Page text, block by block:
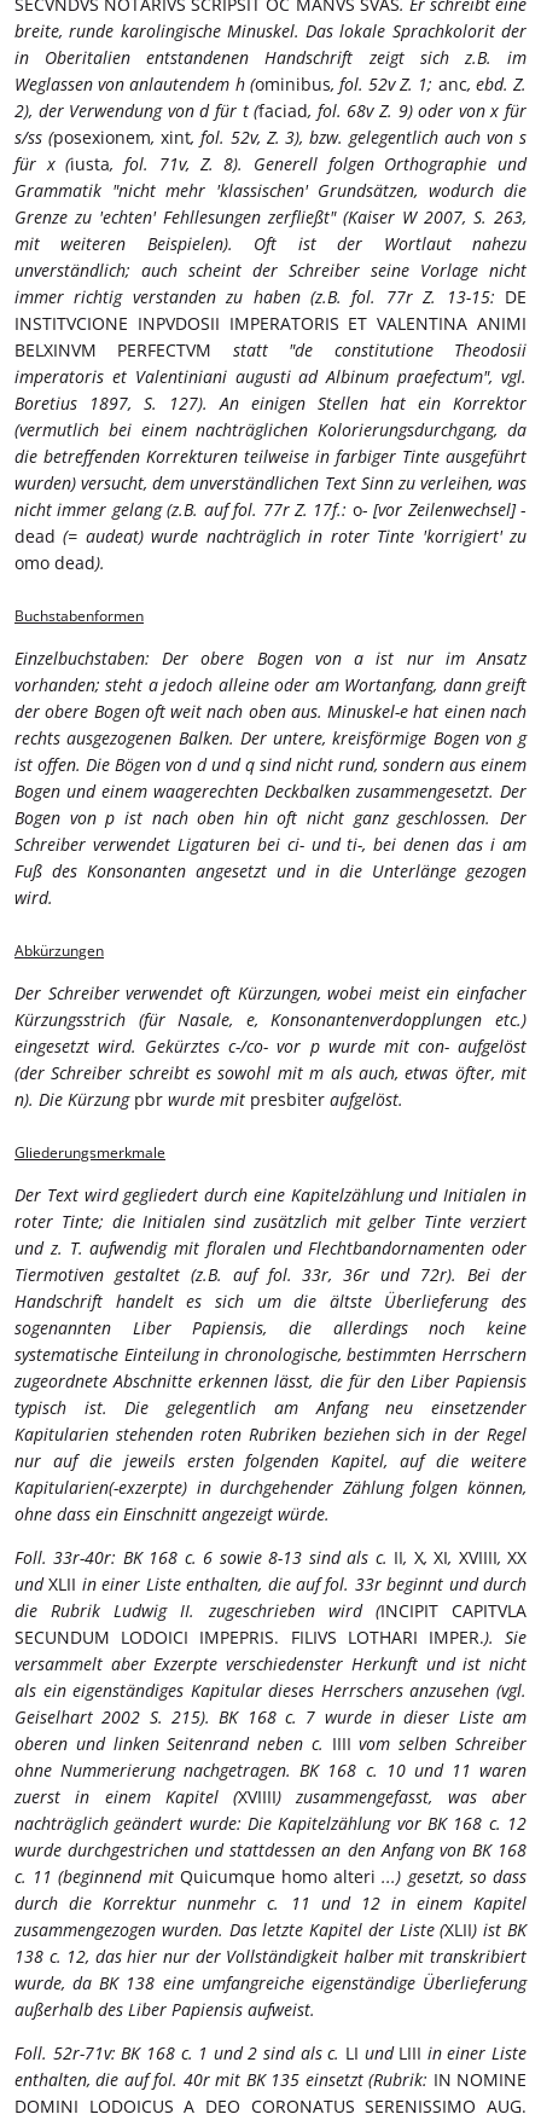
breite, runde karolingische Minuskel. Das lokale Sprachkolorit der
in Oberitalien entstandenen Handschrift zeigt sich z.B. im
Weglassen von anlautendem h (ominibus, fol. 52v Z. 1; anc, ebd. Z.
2), der Verwendung von d für t (faciad, fol. 68v Z. 9) oder von x für
s/ss (posexionem, xint, fol. 52v, Z. 3), bzw. gelegentlich auch von s
für x (iusta, fol. 71v, Z. 8). Generell folgen Orthographie und
Grammatik "nicht mehr 'klassischen' Grundsätzen, wodurch die
Grenze zu 'echten' Fehllesungen zerfließt" (Kaiser W 2007, S. 263,
mit weiteren Beispielen). Oft ist der Wortlaut nahezu
unverständlich; auch scheint der Schreiber seine Vorlage nicht
immer richtig verstanden zu haben (z.B. fol. 77r Z. 13-15: DE
INSTITVCIONE INPVDOSII IMPERATORIS ET VALENTINA ANIMI
BELXINVM PERFECTVM statt "de constitutione Theodosii
imperatoris et Valentiniani augusti ad Albinum praefectum", vgl.
Boretius 1897, S. 127). An einigen Stellen hat ein Korrektor
(vermutlich bei einem nachträglichen Kolorierungsdurchgang, da
die betreffenden Korrekturen teilweise in farbiger Tinte ausgeführt
wurden) versucht, dem unverständlichen Text Sinn zu verleihen, was
nicht immer gelang (z.B. auf fol. 77r Z. 17f.: o- [vor Zeilenwechsel]-
dead (= audeat) wurde nachträglich in roter Tinte 'korrigiert' zu
omo dead).
Buchstabenformen
Einzelbuchstaben: Der obere Bogen von a ist nur im Ansatz
vorhanden; steht a jedoch alleine oder am Wortanfang, dann greift
der obere Bogen oft weit nach oben aus. Minuskel-e hat einen nach
rechts ausgezogenen Balken. Der untere, kreisförmige Bogen von g
ist offen. Die Bögen von d und q sind nicht rund, sondern aus einem
Bogen und einem waagerechten Deckbalken zusammengesetzt. Der
Bogen von p ist nach oben hin oft nicht ganz geschlossen. Der
Schreiber verwendet Ligaturen bei ci- und ti-, bei denen das i am
Fuß des Konsonanten angesetzt und in die Unterlänge gezogen
wird.
Abkürzungen
Der Schreiber verwendet oft Kürzungen, wobei meist ein einfacher
Kürzungsstrich (für Nasale, e, Konsonantenverdopplungen etc.)
eingesetzt wird. Gekürztes c-/co- vor p wurde mit con- aufgelöst
(der Schreiber schreibt es sowohl mit m als auch, etwas öfter, mit
n). Die Kürzung pbr wurde mit presbiter aufgelöst.
Gliederungsmerkmale
Der Text wird gegliedert durch eine Kapitelzählung und Initialen in
roter Tinte; die Initialen sind zusätzlich mit gelber Tinte verziert
und z. T. aufwendig mit floralen und Flechtbandornamenten oder
Tiermotiven gestaltet (z.B. auf fol. 33r, 36r und 72r). Bei der
Handschrift handelt es sich um die ältste Überlieferung des
sogenannten Liber Papiensis, die allerdings noch keine
systematische Einteilung in chronologische, bestimmten Herrschern
zugeordnete Abschnitte erkennen lässt, die für den Liber Papiensis
typisch ist. Die gelegentlich am Anfang neu einsetzender
Kapitularien stehenden roten Rubriken beziehen sich in der Regel
nur auf die jeweils ersten folgenden Kapitel, auf die weitere
Kapitularien(-exzerpte) in durchgehender Zählung folgen können,
ohne dass ein Einschnitt angezeigt würde.
Foll. 33r-40r: BK 168 c. 6 sowie 8-13 sind als c. II, X,XI, XVIIII,XX
undXLII in einer Liste enthalten, die auf fol. 33r beginnt und durch
die Rubrik Ludwig II. zugeschrieben wird (INCIPIT CAPITVLA
SECUNDUM LODOICI IMPEPRIS. FILIVS LOTHARI IMPER.). Sie
versammelt aber Exzerpte verschiedenster Herkunft und ist nicht
als ein eigenständiges Kapitular dieses Herrschers anzusehen (vgl.
Geiselhart 2002 S. 215). BK 168 c. 7 wurde in dieser Liste am
oberen und linken Seitenrand neben c. IIII vom selben Schreiber
ohne Nummerierung nachgetragen. BK 168 c. 10 und 11 waren
zuerst in einem Kapitel (XVIIII) zusammengefasst, was aber
nachträglich geändert wurde: Die Kapitelzählung vor BK 168 c. 12
wurde durchgestrichen und stattdessen an den Anfang von BK 168
c. 11 (beginnend mit Quicumque homo alteri ...) gesetzt, so dass
durch die Korrektur nunmehr c. 11 und 12 in einem Kapitel
zusammengezogen wurden. Das letzte Kapitel der Liste (XLII) ist BK
138 c. 12, das hier nur der Vollständigkeit halber mit transkribiert
wurde, da BK 138 eine umfangreiche eigenständige Überlieferung
außerhalb des Liber Papiensis aufweist.
Foll. 52r-71v: BK 168 c. 1 und 2 sind als c. LI und LIII in einer Liste
enthalten, die auf fol. 40r mit BK 135 einsetzt (Rubrik: IN NOMINE
DOMINI LODOICUS A DEO CORONATUS SERENISSIMO AUG.